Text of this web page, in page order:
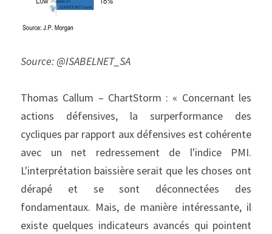
Source: @ISABELNET_SA
Thomas Callum – ChartStorm : « Concernant les
actions défensives, la surperformance des
cycliques par rapport aux défensives est cohérente
avec un net redressement de l'indice PMI.
L'interprétation baissière serait que les choses ont
dérapé et se sont déconnectées des
fondamentaux. Mais, de manière intéressante, il
existe quelques indicateurs avancés qui pointent